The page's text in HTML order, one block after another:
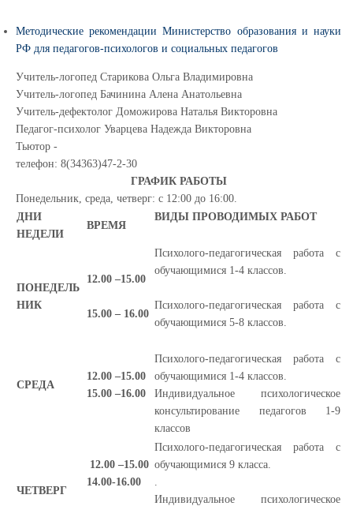
Методические рекомендации Министерство образования и науки
РФ для педагогов-психологов и социальных педагогов
Учитель-логопед Старикова Ольга Владимировна
Учитель-логопед Бачинина Алена Анатольевна
Учитель-дефектолог Доможирова Наталья Викторовна
Педагог-психолог Уварцева Надежда Викторовна
Тьютор -
телефон: 8(34363)47-2-30
ГРАФИК РАБОТЫ
Понедельник, среда, четверг: с 12:00 до 16:00.
ДНИ
НЕДЕЛИ
ВРЕМЯ
ВИДЫ ПРОВОДИМЫХ РАБОТ
ПОНЕДЕЛЬ
НИК
12.00 –15.00
15.00 – 16.00
Психолого-педагогическая работа с
обучающимися 1-4 классов.
Психолого-педагогическая работа с
обучающимися 5-8 классов.
СРЕДА
12.00 –15.00
15.00 –16.00
Психолого-педагогическая работа с
обучающимися 1-4 классов.
Индивидуальное психологическое
консультирование педагогов 1-9
классов
ЧЕТВЕРГ
12.00 –15.00
14.00-16.00
Психолого-педагогическая работа с
обучающимися 9 класса.
.
Индивидуальное психологическое